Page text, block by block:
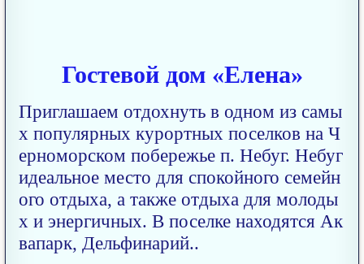
Гостевой дом «Елена»
Приглашаем отдохнуть в одном из самы
х популярных курортных поселков на Ч
ерноморском побережье п. Небуг. Небуг
идеальное место для спокойного семейн
ого отдыха, а также отдыха для молоды
х и энергичных. В поселке находятся Ак
вапарк, Дельфинарий..